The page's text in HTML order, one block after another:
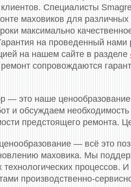
Специалисты
маховиков для
максимально
на проведенный
на нашем сайте в разделе
сопровождаются
— это наше
и обсуждаем
предстоящего ремонта.
— всё это
маховика. Мы
процессов.
производственно-